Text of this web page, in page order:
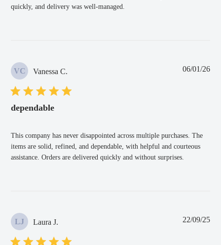
quickly, and delivery was well-managed.
VC Vanessa C.
dependable
This company has never disappointed across multiple purchases. The
items are solid, refined, and dependable, with helpful and courteous
assistance. Orders are delivered quickly and without surprises.
06/01/26
LJ Laura J. 22/09/25